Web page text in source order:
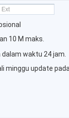
10 M maks.
waktu 24 jam.
minggu update